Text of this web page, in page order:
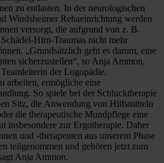
zu entlasten. In der neurologischen
Windsheimer Rehaeinrichtung werden
versorgt, die aufgrund von z. B.
Hirn-Traumas nicht mehr
„Grundsätzlich geht es darum, eine
sicherzustellen“, so Anja Ammon,
der Logopädie.
arbeiten, ermögliche eine
So spiele bei der Schlucktherapie
Sitz, die Anwendung von Hilfsmitteln
die therapeutische Mundpflege eine
insbesondere zur Ergotherapie. Daher
und -therapeuten aus unserem Phase
teilgenommen und gehören jetzt zum
Anja Ammon.